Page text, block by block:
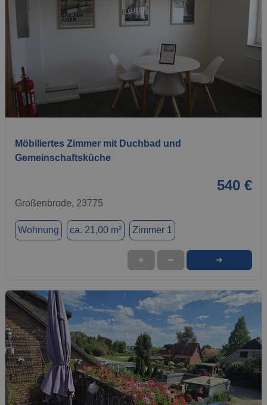
Möbiliertes Zimmer mit Duchbad und
Gemeinschaftsküche
540 €
Großenbrode, 23775
Wohnung ca. 21,00 m² Zimmer 1
★ ➦ ➜